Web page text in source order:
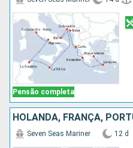
Pensão completa
Seven Seas Mariner 12 d